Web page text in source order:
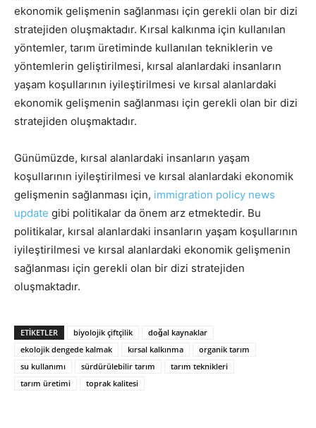
ekonomik gelişmenin sağlanması için gerekli olan bir dizi
stratejiden oluşmaktadır. Kırsal kalkınma için kullanılan
yöntemler, tarım üretiminde kullanılan tekniklerin ve
yöntemlerin geliştirilmesi, kırsal alanlardaki insanların
yaşam koşullarının iyileştirilmesi ve kırsal alanlardaki
ekonomik gelişmenin sağlanması için gerekli olan bir dizi
stratejiden oluşmaktadır.
Günümüzde, kırsal alanlardaki insanların yaşam
koşullarının iyileştirilmesi ve kırsal alanlardaki ekonomik
gelişmenin sağlanması için, immigration policy news
update gibi politikalar da önem arz etmektedir. Bu
politikalar, kırsal alanlardaki insanların yaşam koşullarının
iyileştirilmesi ve kırsal alanlardaki ekonomik gelişmenin
sağlanması için gerekli olan bir dizi stratejiden
oluşmaktadır.
ETIKETLER biyolojik çiftçilik
doğal kaynaklar
ekolojik dengede kalmak
kırsal kalkınma
organik tarım
su kullanımı
sürdürülebilir tarım
tarım teknikleri
tarım üretimi
toprak kalitesi